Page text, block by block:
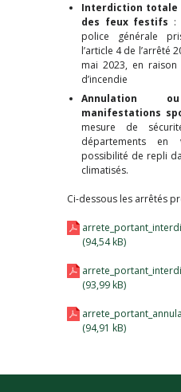
Interdiction totale
des feux festifs :
police générale
l’article 4 de l’arrêté
mai 2023, en
d’incendie
Annulation
manifestations
mesure de
départements en
possibilité de repli
climatisés.
Ci-dessous les arrêtés